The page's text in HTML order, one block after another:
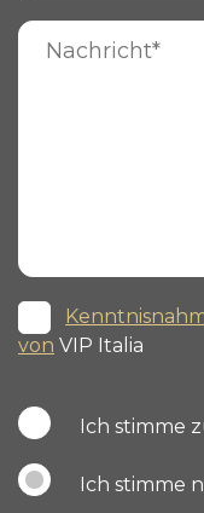
von VIP Italia
Ich stimme
Ich stimme